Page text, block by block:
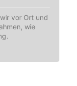
vor Ort und
wie